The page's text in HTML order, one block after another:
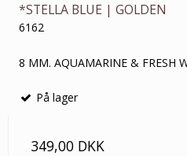
*STELLA BLUE | GOLDEN
6162
8 MM. AQUAMARINE & FRESH
På lager
349,00 DKK